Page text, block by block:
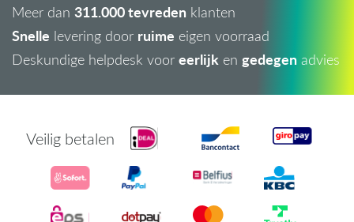
Meer dan 311.000 tevreden klanten
Snelle levering door ruime eigen voorraad
Deskundige helpdesk voor eerlijk en gedegen advies
Veilig betalen